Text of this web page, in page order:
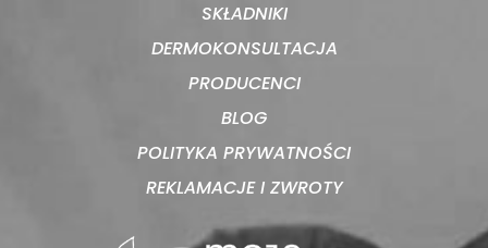
SKŁADNIKI
DERMOKONSULTACJA
PRODUCENCI
BLOG
POLITYKA PRYWATNOŚCI
REKLAMACJE I ZWROTY